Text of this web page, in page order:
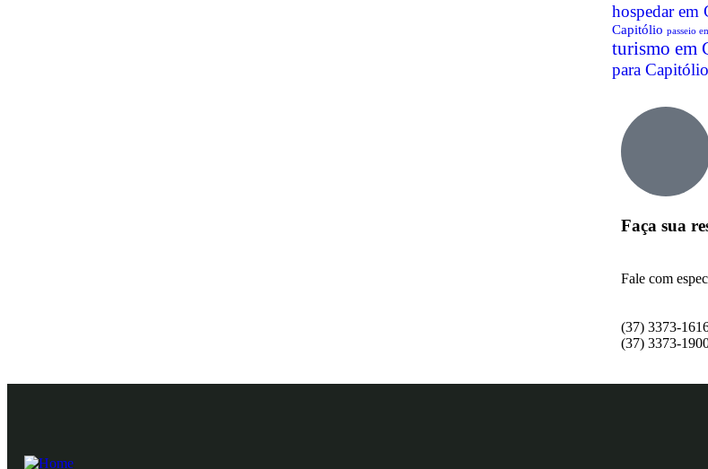
hospedar em
Capitólio passeio
turismo em
para
Faça sua
Fale com
(37) 3373-
(37) 3373-